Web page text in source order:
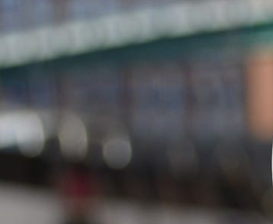
SO